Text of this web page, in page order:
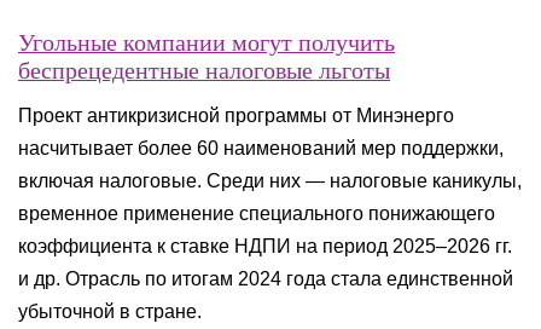
Угольные компании могут получить
беспрецедентные налоговые льготы
Проект антикризисной программы от Минэнерго
насчитывает более 60 наименований мер поддержки,
включая налоговые. Среди них — налоговые каникулы,
временное применение специального понижающего
коэффициента к ставке НДПИ на период 2025–2026 гг.
и др. Отрасль по итогам 2024 года стала единственной
убыточной в стране.